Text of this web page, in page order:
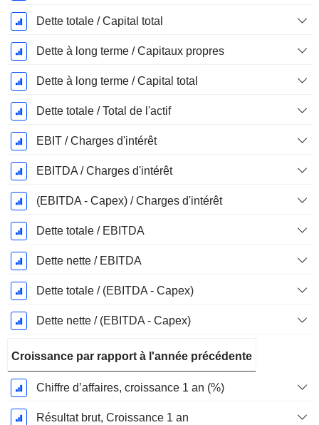
Dette totale / Capital total
Dette à long terme / Capitaux propres
Dette à long terme / Capital total
Dette totale / Total de l'actif
EBIT / Charges d'intérêt
EBITDA / Charges d'intérêt
(EBITDA - Capex) / Charges d'intérêt
Dette totale / EBITDA
Dette nette / EBITDA
Dette totale / (EBITDA - Capex)
Dette nette / (EBITDA - Capex)
Croissance par rapport à l'année précédente
Chiffre d’affaires, croissance 1 an (%)
Résultat brut, Croissance 1 an